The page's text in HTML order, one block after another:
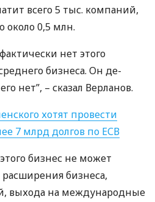
всего 5 тыс. компаний,
около 0,5 млн.
нет этого
бизнеса. Он де-
нет”, – сказал Верланов.
хотят провести
7 млрд долгов по ЕСВ
бизнес не может
бизнеса,
выхода на международные